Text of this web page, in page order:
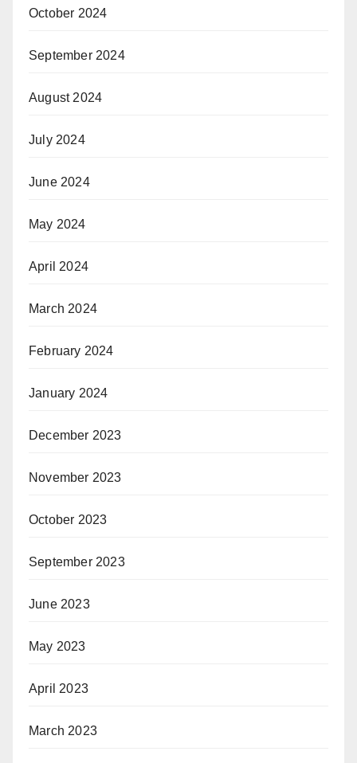
October 2024
September 2024
August 2024
July 2024
June 2024
May 2024
April 2024
March 2024
February 2024
January 2024
December 2023
November 2023
October 2023
September 2023
June 2023
May 2023
April 2023
March 2023